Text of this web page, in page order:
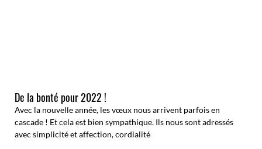
De la bonté pour 2022 !
Avec la nouvelle année, les vœux nous arrivent parfois en
cascade ! Et cela est bien sympathique. Ils nous sont adressés
avec simplicité et affection, cordialité